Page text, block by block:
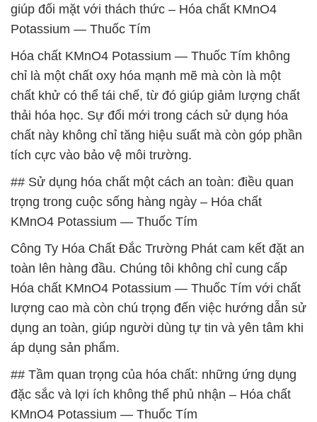
giúp đối mặt với thách thức – Hóa chất KMnO4
Potassium — Thuốc Tím
Hóa chất KMnO4 Potassium — Thuốc Tím không
chỉ là một chất oxy hóa mạnh mẽ mà còn là một
chất khử có thể tái chế, từ đó giúp giảm lượng chất
thải hóa học. Sự đổi mới trong cách sử dụng hóa
chất này không chỉ tăng hiệu suất mà còn góp phần
tích cực vào bảo vệ môi trường.
## Sử dụng hóa chất một cách an toàn: điều quan
trọng trong cuộc sống hàng ngày – Hóa chất
KMnO4 Potassium — Thuốc Tím
Công Ty Hóa Chất Đắc Trường Phát cam kết đặt an
toàn lên hàng đầu. Chúng tôi không chỉ cung cấp
Hóa chất KMnO4 Potassium — Thuốc Tím với chất
lượng cao mà còn chú trọng đến việc hướng dẫn sử
dụng an toàn, giúp người dùng tự tin và yên tâm khi
áp dụng sản phẩm.
## Tầm quan trọng của hóa chất: những ứng dụng
đặc sắc và lợi ích không thể phủ nhận – Hóa chất
KMnO4 Potassium — Thuốc Tím